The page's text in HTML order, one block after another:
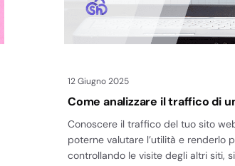
12 Giugno 2025
Come analizzare il traffico di
Conoscere il traffico del tuo sito
poterne valutare l’utilità e renderlo
controllando le visite degli altri siti,